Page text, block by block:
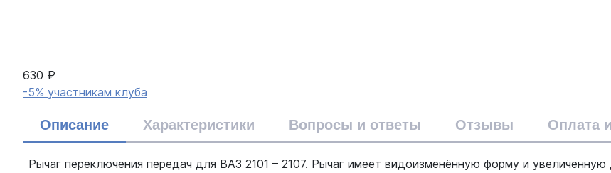
630 ₽
-5% участникам клуба
Описание Характеристики Вопросы и ответы Отзывы Оплата
Рычаг переключения передач для ВАЗ 2101 – 2107. Рычаг имеет видоизменённую форму и